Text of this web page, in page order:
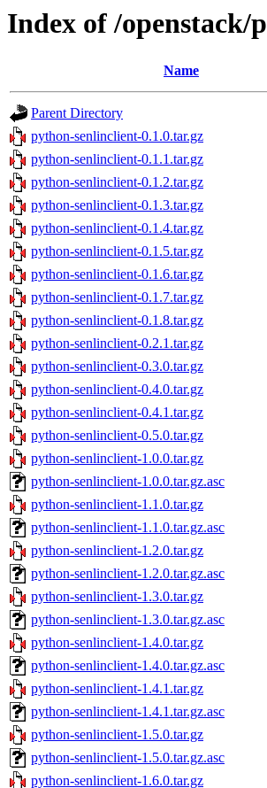
Index of /openstack/
Name
Parent Directory
python-senlinclient-0.1.0.tar.gz
python-senlinclient-0.1.1.tar.gz
python-senlinclient-0.1.2.tar.gz
python-senlinclient-0.1.3.tar.gz
python-senlinclient-0.1.4.tar.gz
python-senlinclient-0.1.5.tar.gz
python-senlinclient-0.1.6.tar.gz
python-senlinclient-0.1.7.tar.gz
python-senlinclient-0.1.8.tar.gz
python-senlinclient-0.2.1.tar.gz
python-senlinclient-0.3.0.tar.gz
python-senlinclient-0.4.0.tar.gz
python-senlinclient-0.4.1.tar.gz
python-senlinclient-0.5.0.tar.gz
python-senlinclient-1.0.0.tar.gz
python-senlinclient-1.0.0.tar.gz.asc
python-senlinclient-1.1.0.tar.gz
python-senlinclient-1.1.0.tar.gz.asc
python-senlinclient-1.2.0.tar.gz
python-senlinclient-1.2.0.tar.gz.asc
python-senlinclient-1.3.0.tar.gz
python-senlinclient-1.3.0.tar.gz.asc
python-senlinclient-1.4.0.tar.gz
python-senlinclient-1.4.0.tar.gz.asc
python-senlinclient-1.4.1.tar.gz
python-senlinclient-1.4.1.tar.gz.asc
python-senlinclient-1.5.0.tar.gz
python-senlinclient-1.5.0.tar.gz.asc
python-senlinclient-1.6.0.tar.gz